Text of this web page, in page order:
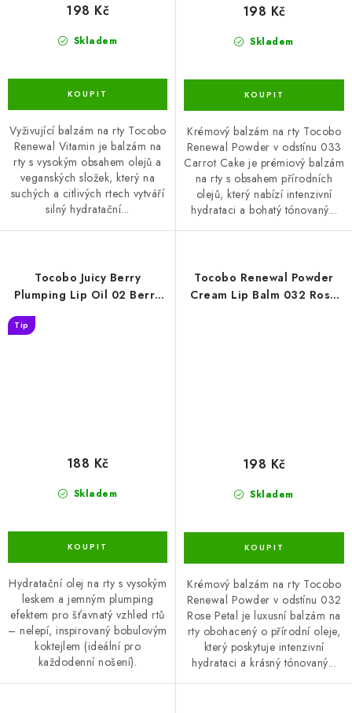
Skladem
198 Kč
Vyživující balzám na rty Tocobo
Renewal Vitamin je balzám na
rty s vysokým obsahem olejů a
veganských složek, který na
suchých a citlivých rtech vytváří
silný hydratační...
Skladem
198 Kč
Krémový balzám na rty Tocobo
Renewal Powder v odstínu 033
Carrot Cake je prémiový balzám
na rty s obsahem přírodních
olejů, který nabízí intenzivní
hydrataci a bohatý tónovaný...
Tocobo Juicy Berry
Plumping Lip Oil 02 Berry
Tip
Skladem
188 Kč
Hydratační olej na rty s vysokým
leskem a jemným plumping
efektem pro šťavnatý vzhled rtů
– nelepí, inspirovaný bobulovým
koktejlem (ideální pro
každodenní nošení).
Tocobo Renewal Powder
Cream Lip Balm 032 Rose
Skladem
198 Kč
Krémový balzám na rty Tocobo
Renewal Powder v odstínu 032
Rose Petal je luxusní balzám na
rty obohacený o přírodní oleje,
který poskytuje intenzivní
hydrataci a krásný tónovaný...